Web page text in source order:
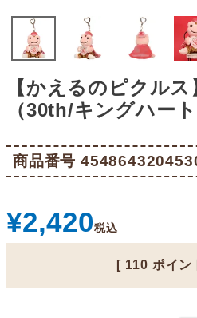
【かえるのピクル
（30th/キングハー
商品番号
¥2,420税込
[ 110 ポイン